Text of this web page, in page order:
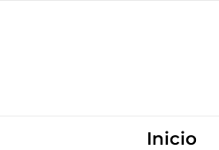
Inicio